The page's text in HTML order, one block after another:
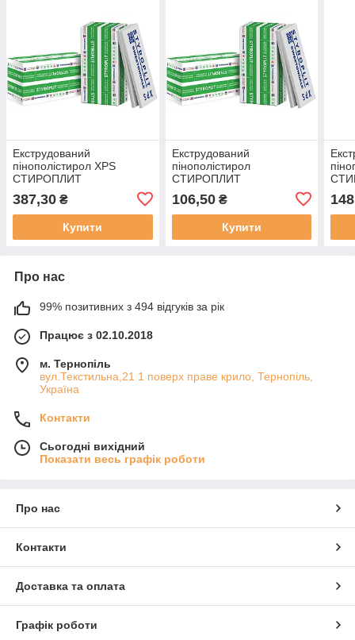
Екструдований
пінополістирол XPS
СТИРОПЛИТ
1180х580х100(4) [0.06844
м3]
387,30 ₴
Купити
Екструдований
пінополістирол
СТИРОПЛИТ
фрезерований,[0.0205 м3]
106,50₴
Купити
м3]
Про нас
99% позитивних з 494 відгуків за рік
Працює з 02.10.2018
м. Тернопіль
вул.Текстильна,21 1 поверх праве крило, Тернопіль,
Україна
Контакти
Сьогодні вихідний
Показати весь графік роботи
Про нас
Контакти
Доставка та оплата
Графік роботи